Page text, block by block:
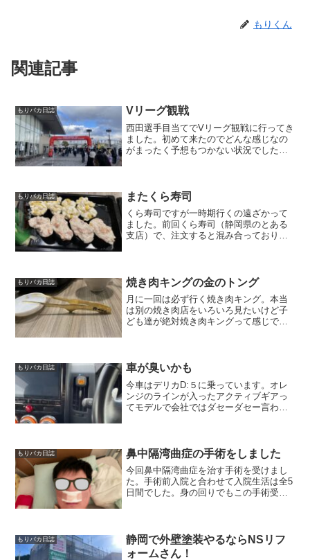
もりくん
関連記事
もりバカ日誌 Vリーグ観戦
西田選手目当てでVリーグ観戦に行ってき
ました。初めて来たのでどんな感じなの
がまったく予想もつかない状況でした
息子。息子も娘もバレーを...
もりバカ日誌 またくら寿司
くら寿司ですが一時期行くの遠ざかって
ました。前回くら寿司（静岡県のとある
支店）で、注文すると混み合っておりま
い様にしていました。くら...
もりバカ日誌 焼き肉キングの金のトング
月に一回は必ず行く焼き肉キング。本当
は別の焼き肉店をいろいろ見たいけど子
ども達が絶対焼き肉キングって感じで
べます。もったいないかもし...
もりバカ日誌 車が臭いかも
今車はデリカD:５に乗っています。オレ
ンジのラインが入ったアクティブギアっ
てモデルで会社ではダセーダセー言われ
えましたが、その直前...
もりバカ日誌 鼻中隔湾曲症の手術をしました
今回鼻中隔湾曲症を治す手術を受けまし
た。手術前入院と合わせて入院生活は全5
日間でした。身の回りでもこの手術受け
きます。同じ悩みを抱え...
もりバカ日誌
静岡で外壁塗装やるならNSリフ
ォームさん！